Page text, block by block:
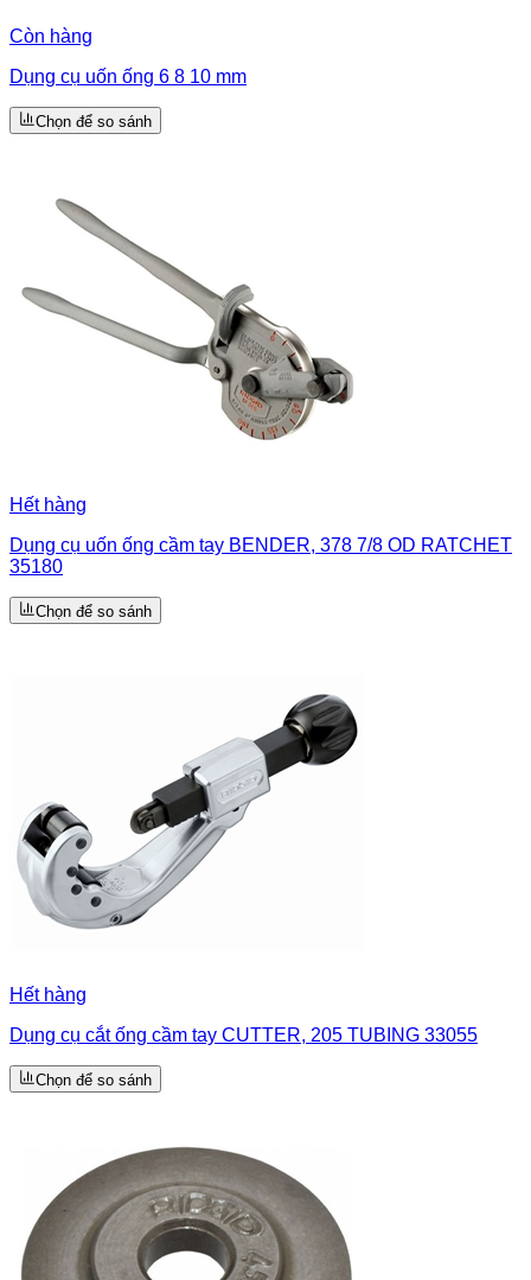
Còn hàng
Dụng cụ uốn ống 6 8 10 mm
Chọn để so sánh
Hết hàng
Dụng cụ uốn ống cầm tay BENDER, 378 7/8 OD RATCHET
35180
Chọn để so sánh
Hết hàng
Dụng cụ cắt ống cầm tay CUTTER, 205 TUBING 33055
Chọn để so sánh